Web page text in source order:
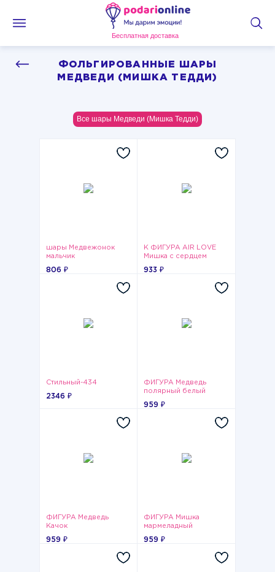
Бесплатная доставка
ФОЛЬГИРОВАННЫЕ ШАРЫ
МЕДВЕДИ (МИШКА ТЕДДИ)
Все шары Медведи (Мишка Тедди)
шары Медвежонок
мальчик
806 ₽
К ФИГУРА AIR LOVE
Мишка с сердцем
933 ₽
Стильный-434
2346 ₽
ФИГУРА Медведь
полярный белый
959 ₽
ФИГУРА Медведь
Качок
959 ₽
ФИГУРА Мишка
мармеладный
959 ₽